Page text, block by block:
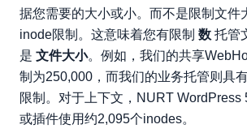
据您需要的大小或小。而不是限制文件
inode限制。这意味着您有限制 数 托管
是 文件大小。例如，我们的共享
制为250,000，而我们的业务托管则具
限制。对于上下文，NURT WordPress
或插件使用约2,095个inodes。